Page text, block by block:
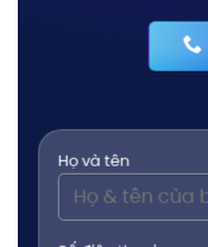
Họ và tên